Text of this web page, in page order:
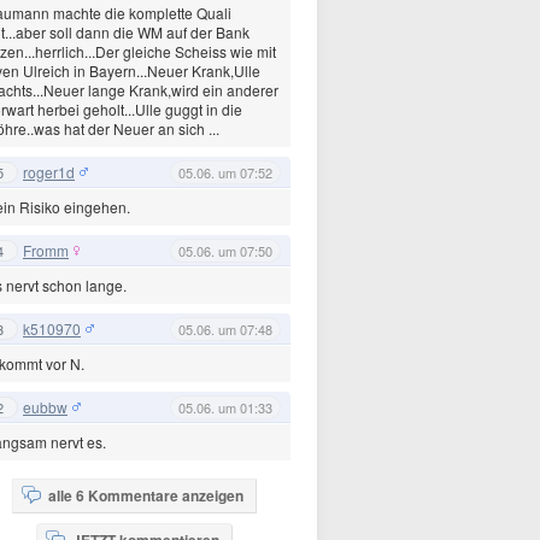
machte die komplette Quali
soll dann die WM auf der Bank
gleiche Scheiss wie mit
Ulreich in Bayern...Neuer Krank,Ulle
lange Krank,wird ein anderer
herbei geholt...Ulle guggt in die
hat der Neuer an sich ...
roger1d 05.06. um 07:52
Risiko eingehen.
Fromm 05.06. um 07:50
nervt schon lange.
k510970 05.06. um 07:48
vor N.
eubbw 05.06. um 01:33
nervt es.
alle 6 Kommentare anzeigen